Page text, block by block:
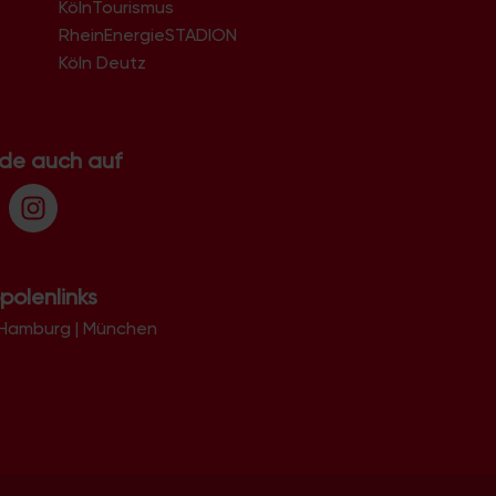
51069
51103
51107
51147
KölnTourismus
RheinEnergieSTADION
Köln Deutz
auch auf
| München